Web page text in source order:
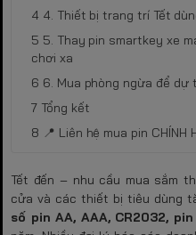
4. Thiết bị trang trí Tết
5. Thay pin smartkey xe
chơi xa
6. Mua phòng ngừa để dự
Tổng kết
📍 Liên hệ mua pin CHÍNH
Tết đến – nhu cầu mua sắm
cửa và các thiết bị tiêu dùng
số pin AA, AAA, CR2032,